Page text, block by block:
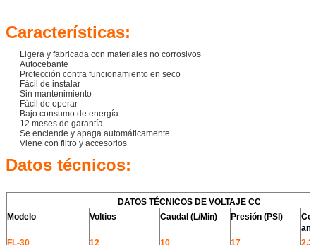
Características:
Ligera y fabricada con materiales no corrosivos
Autocebante
Protección contra funcionamiento en seco
Fácil de instalar
Sin mantenimiento
Fácil de operar
Bajo consumo de energía
12 meses de garantía
Se enciende y apaga automáticamente
Viene con filtro y accesorios
Datos técnicos:
DATOS TÉCNICOS DE VOLTAJE CC
Modelo
Voltios Caudal (L/Min) Presión (PSI)
FL-30
12 10 17
2.2